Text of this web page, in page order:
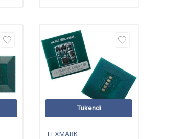
Tükendi
LEXMARK